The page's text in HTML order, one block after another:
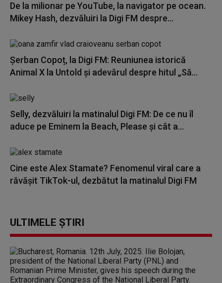
De la milionar pe YouTube, la navigator pe ocean.
Mikey Hash, dezvăluiri la Digi FM despre...
Șerban Copoț, la Digi FM: Reuniunea istorică
Animal X la Untold și adevărul despre hitul „Să...
Selly, dezvăluiri la matinalul Digi FM: De ce nu îl
aduce pe Eminem la Beach, Please și cât a...
Cine este Alex Stamate? Fenomenul viral care a
răvășit TikTok-ul, dezbătut la matinalul Digi FM
ULTIMELE ȘTIRI